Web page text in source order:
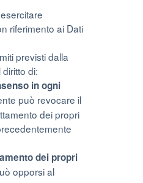
riferimento ai Dati
previsti dalla
diritto di:
in ogni
può revocare il
dei propri
dei propri
opporsi al